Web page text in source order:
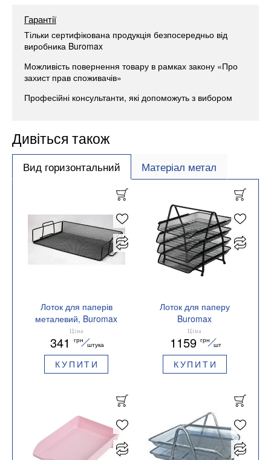
Гарантії
Тільки сертифікована продукція безпосередньо від
виробника Buromax
Можливість повернення товару в рамках закону «Про
захист прав споживачів»
Професійні консультанти, які допоможуть з вибором
Дивіться також
Вид горизонтальний Матеріал метал
Лоток для паперів
металевий, Buromax
BM.6251
Ціна
341 грн
штука
КУПИТИ
Лоток для паперу
Buromax
горизонтальний 4в1
350x300x310мм
металевий чорний
BM.6256-01
Ціна
1159 грн
шт
КУПИТИ